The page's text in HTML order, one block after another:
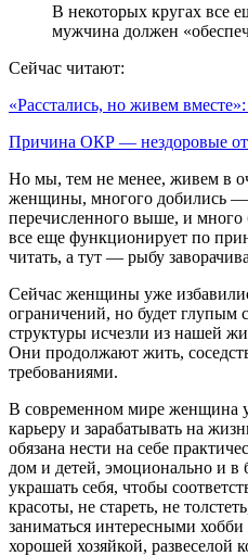
В некоторых кругах все
мужчина должен
Сейчас читают:
«Расстались, но живем
Причина ОКР — нездоровые
Но мы, тем не менее, живем в
женщины, многого добились —
перечисленного выше, и
все еще функционирует по
читать, а тут — рыбу
Сейчас женщины уже
ограничений, но будет глупым
структуры исчезли из нашей
Они продолжают жить,
требованиями.
В современном мире женщина
карьеру и зарабатывать на
обязана нести на себе
дом и детей, эмоционально и в
украшать себя, чтобы
красоты, не стареть, не
заниматься интересными
хорошей хозяйкой, развеселой